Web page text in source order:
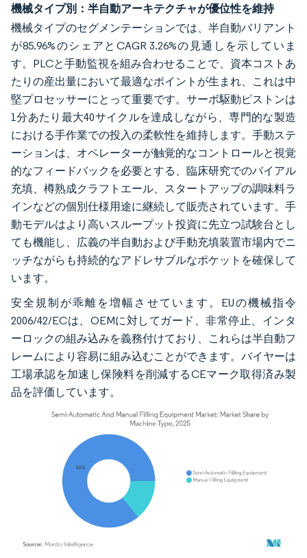
機械タイプ別：半自動アーキテクチャが優位性を維持
機械タイプのセグメンテーションでは、半自動バリアント
が85.96%のシェアとCAGR 3.26%の見通しを示していま
す。PLCと手動監視を組み合わせることで、資本コストあ
たりの産出量において最適なポイントが生まれ、これは中
堅プロセッサーにとって重要です。サーボ駆動ピストンは
1分あたり最大40サイクルを達成しながら、専門的な製造
における手作業での投入の柔軟性を維持します。手動ステ
ーションは、オペレーターが触覚的なコントロールと視覚
的なフィードバックを必要とする、臨床研究でのバイアル
充填、樽熟成クラフトエール、スタートアップの調味料ラ
インなどの個別仕様用途に継続して販売されています。手
動モデルはより高いスループット投資に先立つ試験台とし
ても機能し、広義の半自動および手動充填装置市場内でニ
ッチながらも持続的なアドレサブルなポケットを確保して
います。
安全規制が乖離を増幅させています。EUの機械指令
2006/42/ECは、OEMに対してガード、非常停止、インタ
ーロックの組み込みを義務付けており、これらは半自動フ
レームにより容易に組み込むことができます。バイヤーは
工場承認を加速し保険料を削減するCEマーク取得済み製
品を評価しています。